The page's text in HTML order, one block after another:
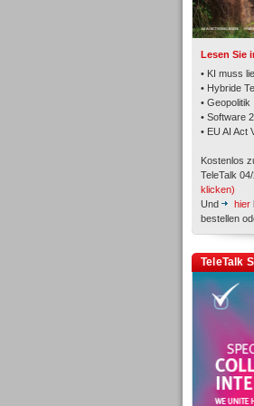
Lesen Sie
• KI muss
• Hybride
• Geopolitik
• Software
• EU AI Act
Kostenlos
TeleTalk
klicken)
Und
hier
bestellen
TeleTalk
Personal
Personal